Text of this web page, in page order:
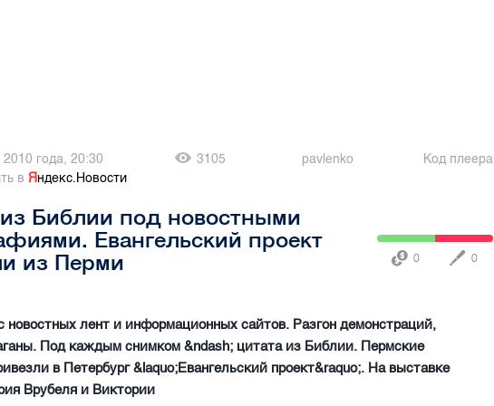
года, 20:30 3105 pavlenko
Код плеера
вЯндекс.Новости
Библии под новостными
Евангельский проект
из Перми
0 0
новостных лент и информационных сайтов. Разгон демонстраций,
Под каждым снимком &ndash; цитата из Библии. Пермские
в Петербург &laquo;Евангельский проект&raquo;. На выставке
Врубеля и Виктории